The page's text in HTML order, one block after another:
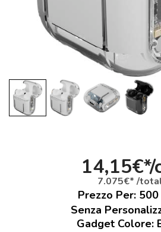
14,15€*/
7.075€* /
Prezzo Per: 500
Senza
Gadget Colore: